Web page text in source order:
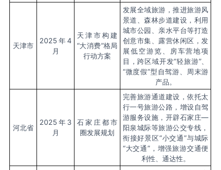
天津市
2025 年4
月
天津市构建
“大消费”格局
行动方案
发展全域旅游，推进旅游风
景道、森林步道建设，利用
城市公园、亲水平台等打造
创意市集、露营休闲区，发
展低空游览、房车营地项
目，跨区域开发“轻旅游”、
“微度假”型自驾游、周末游
产品。
河北省
2025 年 3
月
石家庄都市
圈发展规划
完善旅游通道建设，依托太
行一号旅游公路，增设自驾
游服务设施，开辟石家庄—
阳泉城际等旅游公交专线，
衔接好景区“小交通”与城际
“大交通”，增强旅游交通便
利性、通达性。